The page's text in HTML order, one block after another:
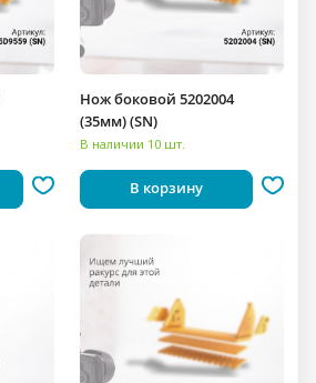
Нож боковой 5202004
(35мм) (SN)
В наличии 10 шт.
В корзину